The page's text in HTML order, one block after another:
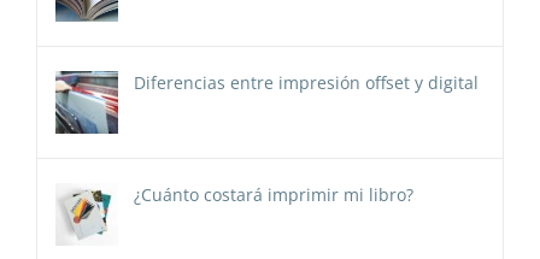
Diferencias entre impresión offset y digital
¿Cuánto costará imprimir mi libro?